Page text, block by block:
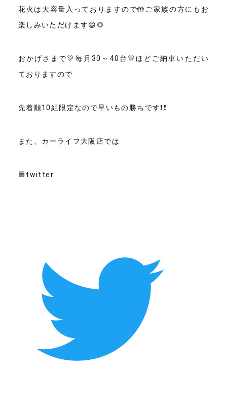
花火は大容量入っておりますので🤲ご家族の方にもお
楽しみいただけます😆🌻
おかげさまで🎊毎月30～40台🎊ほどご納車いただい
ておりますので
先着順10組限定なので早いもの勝ちです❗❗
また、カーライフ大阪店では
🟦twitter